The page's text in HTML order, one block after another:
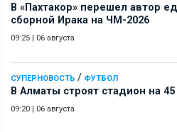
В «Пахтакор» перешел автор
сборной Ирака на ЧМ-2026
09:25 | 06 августа
СУПЕРНОВОСТЬ / ФУТБОЛ
В Алматы строят стадион на
09:20 | 06 августа